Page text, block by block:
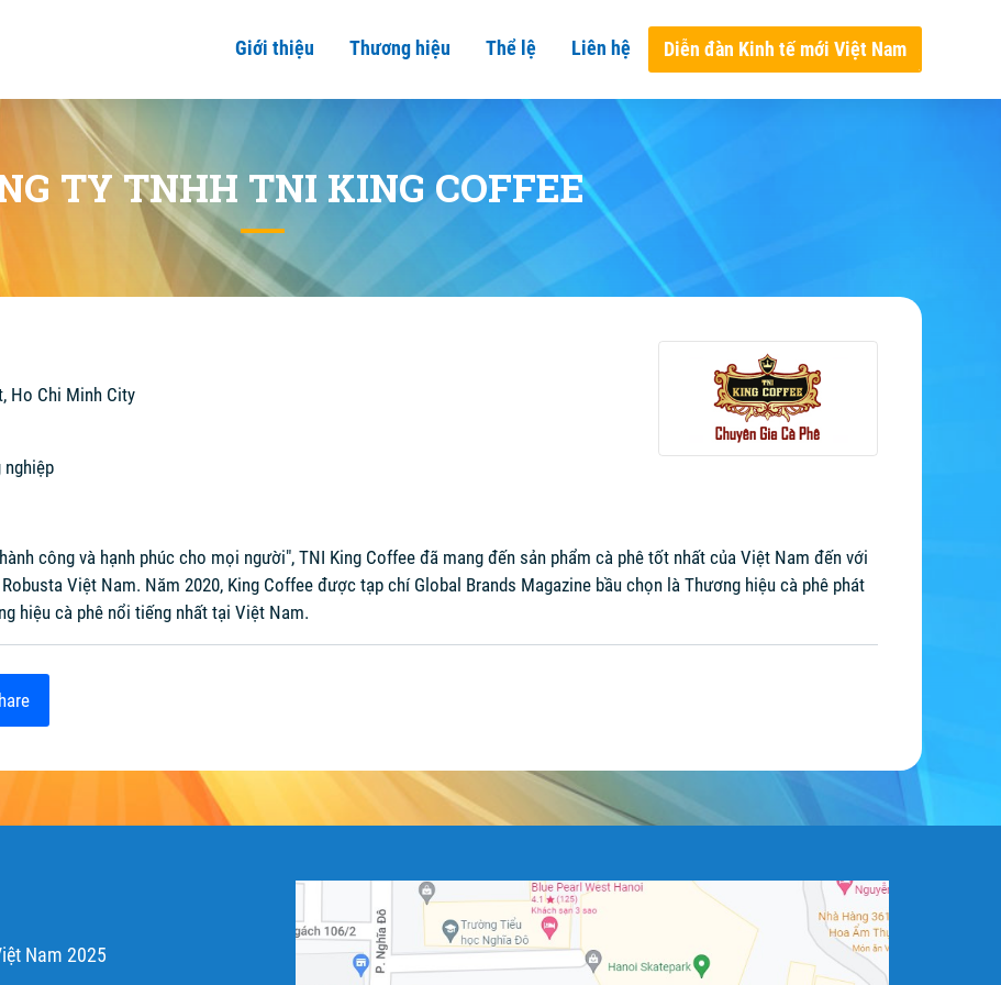
Giới thiệu Thương hiệu Thể lệ Liên hệ Diễn đàn Kinh tế mới Việt Nam
TY TNHH TNI KING COFFEE
Ho Chi Minh City
nghiệp
công và hạnh phúc cho mọi người", TNI King Coffee đã mang đến sản phẩm cà phê tốt nhất của Việt Nam đến với
Việt Nam. Năm 2020, King Coffee được tạp chí Global Brands Magazine bầu chọn là Thương hiệu cà phê phát
hiệu cà phê nổi tiếng nhất tại Việt Nam.
Nam 2025